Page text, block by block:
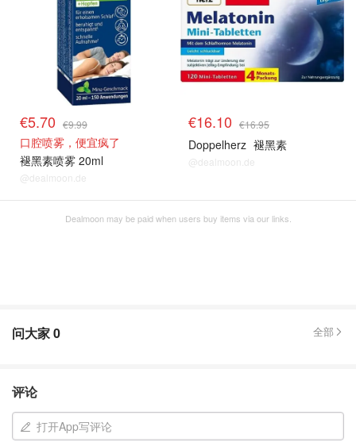
€5.70 €9.99
口腔喷雾，便宜疯了
褪黑素喷雾 20ml
@dealmoon.de
€16.10 €16.95
Doppelherz 褪黑素
@dealmoon.de
Dealmoon may be paid when users buy items via our links.
问大家0 全部
评论
打开App写评论